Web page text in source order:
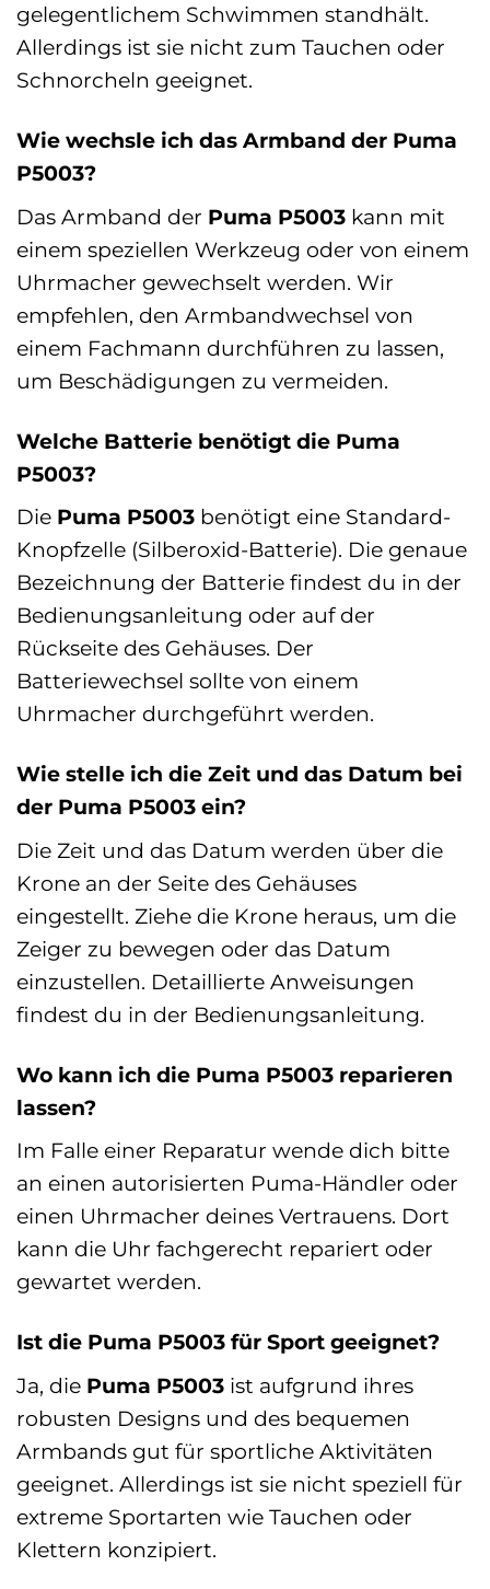
gelegentlichem Schwimmen standhält.
Allerdings ist sie nicht zum Tauchen oder
Schnorcheln geeignet.
Wie wechsle ich das Armband der Puma
P5003?
Das Armband der Puma P5003 kann mit
einem speziellen Werkzeug oder von einem
Uhrmacher gewechselt werden. Wir
empfehlen, den Armbandwechsel von
einem Fachmann durchführen zu lassen,
um Beschädigungen zu vermeiden.
Welche Batterie benötigt die Puma
P5003?
Die Puma P5003 benötigt eine Standard-
Knopfzelle (Silberoxid-Batterie). Die genaue
Bezeichnung der Batterie findest du in der
Bedienungsanleitung oder auf der
Rückseite des Gehäuses. Der
Batteriewechsel sollte von einem
Uhrmacher durchgeführt werden.
Wie stelle ich die Zeit und das Datum bei
der Puma P5003 ein?
Die Zeit und das Datum werden über die
Krone an der Seite des Gehäuses
eingestellt. Ziehe die Krone heraus, um die
Zeiger zu bewegen oder das Datum
einzustellen. Detaillierte Anweisungen
findest du in der Bedienungsanleitung.
Wo kann ich die Puma P5003 reparieren
lassen?
Im Falle einer Reparatur wende dich bitte
an einen autorisierten Puma-Händler oder
einen Uhrmacher deines Vertrauens. Dort
kann die Uhr fachgerecht repariert oder
gewartet werden.
Ist die Puma P5003 für Sport geeignet?
Ja, die Puma P5003 ist aufgrund ihres
robusten Designs und des bequemen
Armbands gut für sportliche Aktivitäten
geeignet. Allerdings ist sie nicht speziell für
extreme Sportarten wie Tauchen oder
Klettern konzipiert.